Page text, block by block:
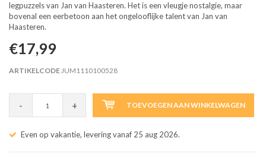
legpuzzels van Jan van Haasteren. Het is een vleugje nostalgie, maar
bovenal een eerbetoon aan het ongelooflijke talent van Jan van
Haasteren.
€17,99
ARTIKELCODEJUM1110100528
- + TOEVOEGEN AAN WINKELWAGEN
Even op vakantie, levering vanaf 25 aug 2026.